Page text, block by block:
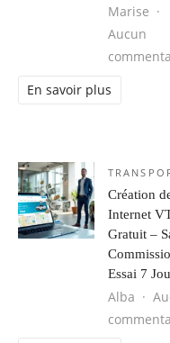
Marise
Aucun
En savoir plus
Création
Internet
Gratuit –
Essai 7
Alba